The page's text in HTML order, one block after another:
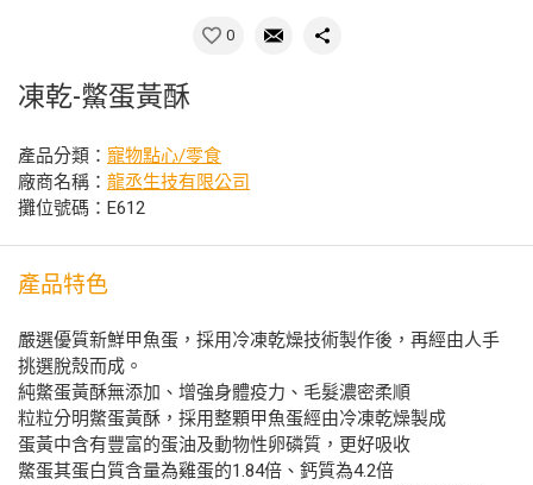
0
凍乾-鱉蛋黃酥
產品分類： 寵物點心/零食
廠商名稱： 龍丞生技有限公司
攤位號碼：E612
產品特色
嚴選優質新鮮甲魚蛋，採用冷凍乾燥技術製作後，再經由人手
挑選脫殼而成。
純鱉蛋黃酥無添加、增強身體疫力、毛髮濃密柔順
粒粒分明鱉蛋黃酥，採用整顆甲魚蛋經由冷凍乾燥製成
蛋黃中含有豐富的蛋油及動物性卵磷質，更好吸收
鱉蛋其蛋白質含量為雞蛋的1.84倍、鈣質為4.2倍